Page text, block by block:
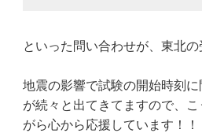
といった問い合わせが、東北
地震の影響で試験の開始時刻
が続々と出てきてますので、
がら心から応援しています！！